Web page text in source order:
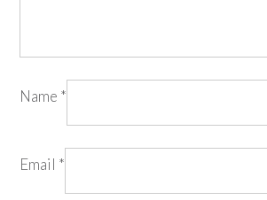
Name *
Email *